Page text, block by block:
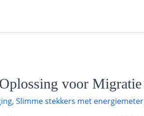
voor Migratie
, Slimme stekkers met energiemeter